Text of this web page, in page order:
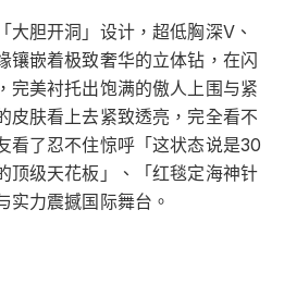
大胆开洞」设计，超低胸深V、
镶嵌着极致奢华的立体钻，在闪
完美衬托出饱满的傲人上围与紧
皮肤看上去紧致透亮，完全看不
看了忍不住惊呼「这状态说是30
顶级天花板」、「红毯定海神针
实力震撼国际舞台。